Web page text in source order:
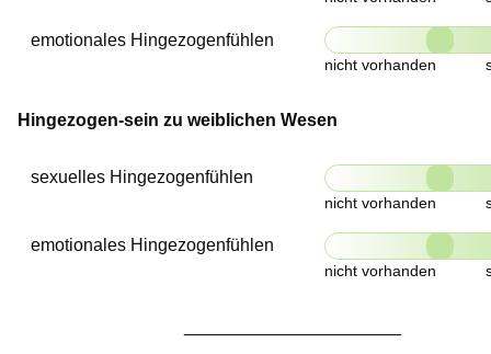
emotionales Hingezogenfühlen
Hingezogen-sein zu weiblichen Wesen
sexuelles Hingezogenfühlen
emotionales Hingezogenfühlen